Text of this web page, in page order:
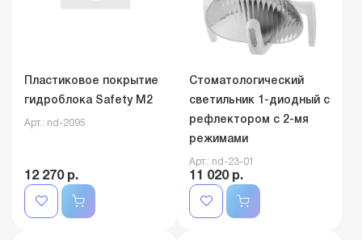
Пластиковое покрытие
гидроблока Safety M2
Арт.: nd-2095
12 270 р.
Стоматологический
светильник 1-диодный с
рефлектором с 2-мя
режимами
Арт.: nd-23-01
11 020 р.